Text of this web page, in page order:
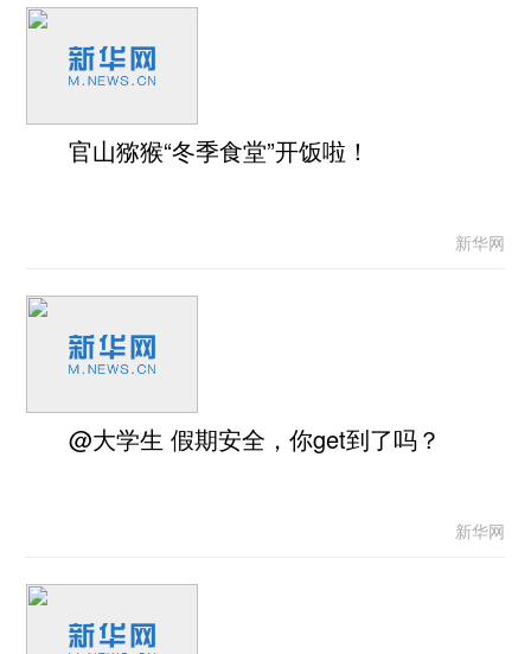
官山猕猴“冬季食堂”开饭啦！
新华网
@大学生 假期安全，你get到了吗？
新华网